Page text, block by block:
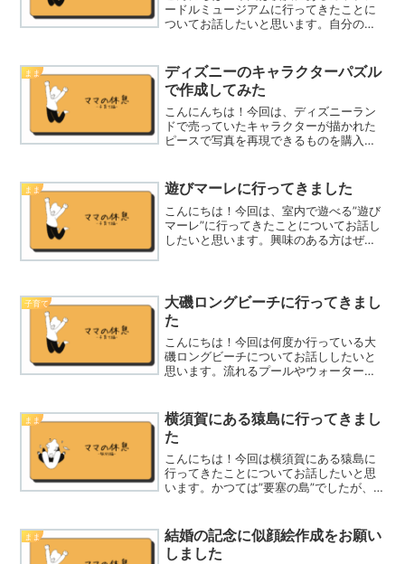
ードルミュージアムに行ってきたことに
ついてお話したいと思います。自分のオ
ひ行ってみて下さいね！どうしてカップ
ヌードルミュージアムに行...
まま
ディズニーのキャラクターパズル
で作成してみた
こんにんちは！今回は、ディズニーラン
ドで売っていたキャラクターが描かれた
ピースで写真を再現できるものを購入
考にしてみてくださいね。どうしてパズ
ルを購入しようと思ったかど...
まま 遊びマーレに行ってきました
こんにちは！今回は、室内で遊べる”遊び
マーレ”に行ってきたことについてお話し
したいと思います。興味のある方はぜひ
と・・・①保育園の懇談会で...
子育て
大磯ロングビーチに行ってきまし
た
こんにちは！今回は何度か行っている大
磯ロングビーチについてお話ししたいと
思います。流れるプールやウォータース
味のある方は、ぜひ夏に行ってみて下さ
いね。なぜ大磯ロングビー...
まま
横須賀にある猿島に行ってきまし
た
こんにちは！今回は横須賀にある猿島に
行ってきたことについてお話したいと思
います。かつては”要塞の島”でしたが、
た歴史遺産があります。興味のある方は
ぜひ行ってみて下さいね...
まま
結婚の記念に似顔絵作成をお願い
しました